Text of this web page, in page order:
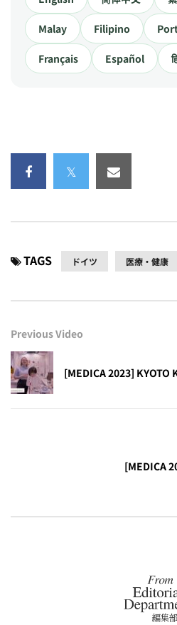
Malay Filipino
Français Español
TAGS ドイツ 医療・健康
Previous Video
[MEDICA 2023] KYOTO
[MEDICA